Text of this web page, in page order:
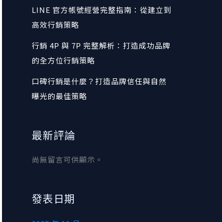
LINE 官方帳號經營完整指南：從建立到
高效行銷策略
行銷 4P 與 7P 完整解析：打造成功品牌
的全方位行銷策略
口碑行銷是什麼？打造品牌信任與自然
曝光的最佳策略
最新評論
尚無留言可供顯示。
發表日期